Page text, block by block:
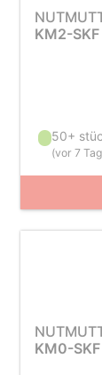
KM2-SKF
50+
(vor 7
KM0-SKF